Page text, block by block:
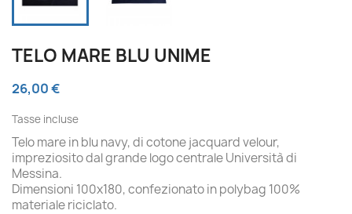
TELO MARE BLU UNIME
26,00 €
Tasse incluse
Telo mare in blu navy, di cotone jacquard velour,
impreziosito dal grande logo centrale Università di
Messina.
Dimensioni 100x180, confezionato in polybag 100%
materiale riciclato.